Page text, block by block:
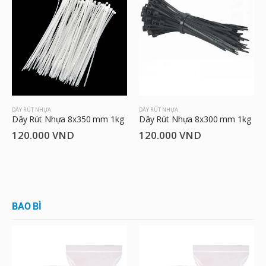
DÂY RÚT NHỰA
Dây Rút Nhựa 8x350 mm 1kg
120.000 VND
DÂY RÚT NHỰA
Dây Rút Nhựa 8x300 mm 1kg
120.000 VND
BAO BÌ